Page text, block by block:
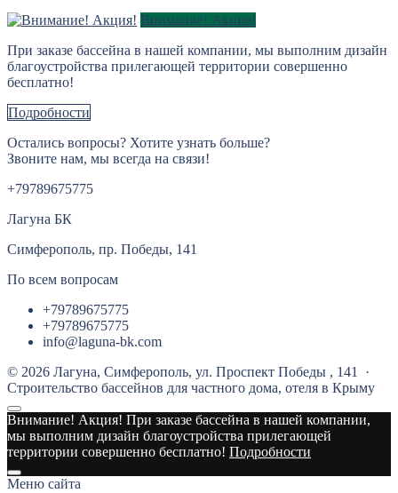
Внимание! Акция!
При заказе бассейна в нашей компании, мы выполним дизайн
благоустройства прилегающей территории совершенно
бесплатно!
Подробности
Остались вопросы? Хотите узнать больше?
Звоните нам, мы всегда на связи!
+79789675775
Лагуна БК
Симферополь, пр. Победы, 141
По всем вопросам
+79789675775
+79789675775
info@laguna-bk.com
© 2026 Лагуна, Cимферополь, ул. Проспект Победы , 141
·
Строительство бассейнов для частного дома, отеля в Крыму
Внимание! Акция! При заказе бассейна в нашей компании,
мы выполним дизайн благоустройства прилегающей
территории совершенно бесплатно! Подробности
Меню сайта